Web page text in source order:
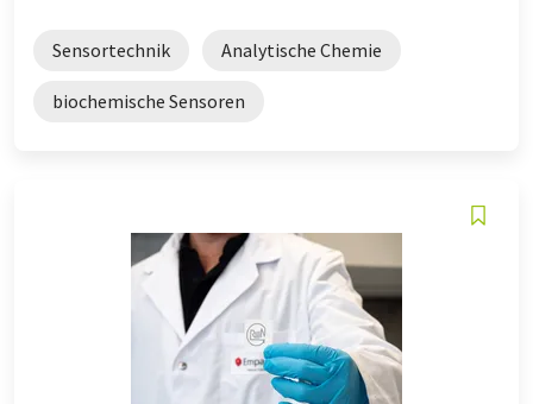
Sensortechnik Analytische Chemie
biochemische Sensoren